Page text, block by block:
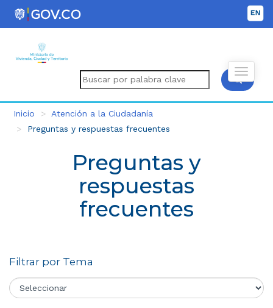
Inicio
Atención a la Ciudadanía
Preguntas y respuestas frecuentes
Preguntas y
respuestas
frecuentes
Filtrar por Tema